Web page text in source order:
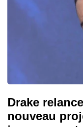
Drake
nouveau